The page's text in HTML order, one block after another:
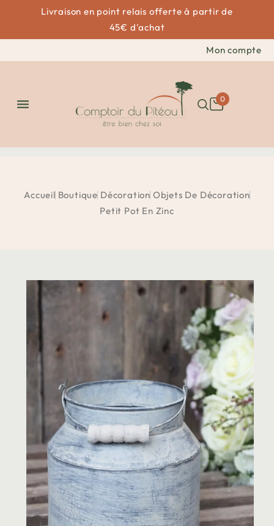
Livraison en point relais offerte à partir de
45€ d'achat
Mon compte
 0
Accueil Boutique Décoration Objets De Décoration
Petit Pot En Zinc